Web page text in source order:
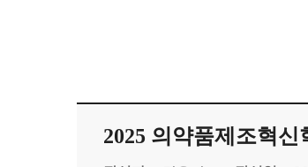
2025 의약품제조혁